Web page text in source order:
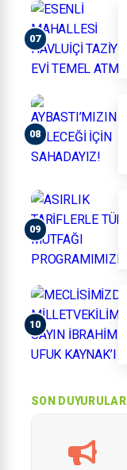
SON DUYURULAR